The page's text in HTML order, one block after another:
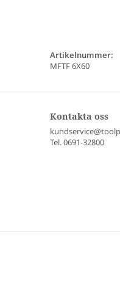
Artikelnummer:
MFTF 6X60
Kontakta oss
Tel. 0691-32800